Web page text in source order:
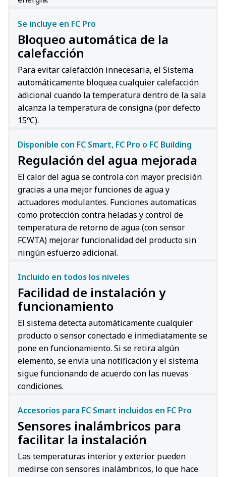
Bloqueo automática de la
calefacción
Se incluye en FC Pro
Para evitar calefacción innecesaria, el Sistema
automáticamente bloquea cualquier calefacción
adicional cuando la temperatura dentro de la sala
alcanza la temperatura de consigna (por defecto
15ºC).
Regulación del agua mejorada
Disponible con FC Smart, FC Pro o FC Building
El calor del agua se controla con mayor precisión
gracias a una mejor funciones de agua y
actuadores modulantes. Funciones automaticas
como protección contra heladas y control de
temperatura de retorno de agua (con sensor
FCWTA) mejorar funcionalidad del producto sin
ningún esfuerzo adicional.
Facilidad de instalación y
funcionamiento
Incluido en todos los niveles
El sistema detecta automáticamente cualquier
producto o sensor conectado e inmediatamente se
pone en funcionamiento. Si se retira algún
elemento, se envía una notificación y el sistema
sigue funcionando de acuerdo con las nuevas
condiciones.
Sensores inalámbricos para
facilitar la instalación
Accesorios para FC Smart incluidos en FC Pro
Las temperaturas interior y exterior pueden
medirse con sensores inalámbricos, lo que hace